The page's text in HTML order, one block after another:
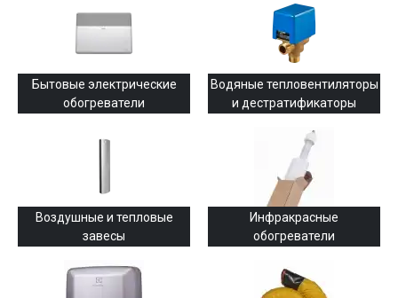
Бытовые электрические
обогреватели
Водяные тепловентиляторы
и дестратификаторы
Воздушные и тепловые
завесы
Инфракрасные
обогреватели